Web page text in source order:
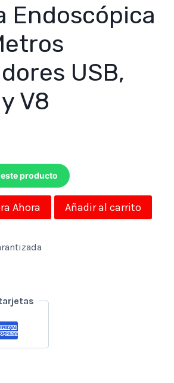
Endoscópica
USB,
V8
producto
Ahora Añadir al carrito